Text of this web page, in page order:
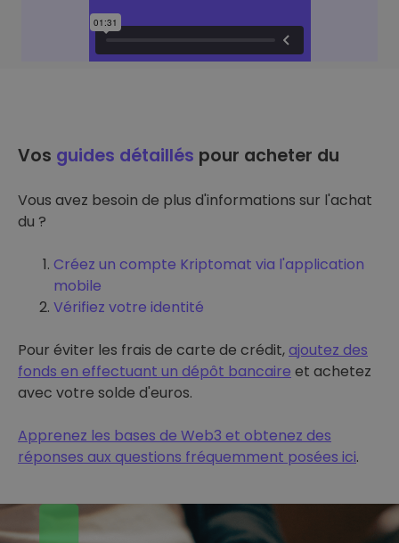
Vos guides détaillés pour acheter du
Vous avez besoin de plus d'informations sur l'achat
du ?
Créez un compte Kriptomat via l'application
mobile
Vérifiez votre identité
Pour éviter les frais de carte de crédit,ajoutez des
fonds en effectuant un dépôt bancaire et achetez
avec votre solde d'euros.
Apprenez les bases de Web3 et obtenez des
réponses aux questions fréquemment posées ici.